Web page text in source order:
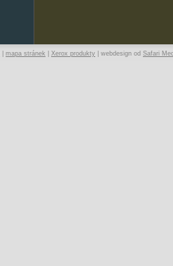
mapa stránek Xerox produkty | webdesign od Safari